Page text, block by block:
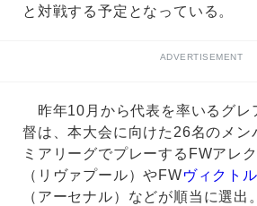
と対戦する予定となっている。
ADVERTISEMENT
昨年10月から代表を率いるグレ
督は、本大会に向けた26名のメン
ミアリーグでプレーするFWアレ
（リヴァプール）やFWヴィクト
（アーセナル）などが順当に選出